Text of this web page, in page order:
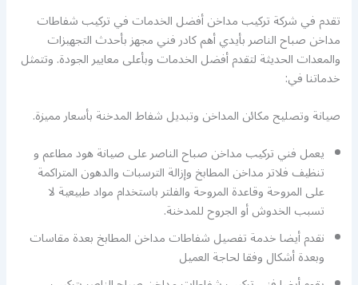
تقدم في شركة تركيب مداخن أفضل الخدمات في تركيب شفاطات
مداخن صباح الناصر بأيدي أهم كادر فني مجهز بأحدث التجهيزات
والمعدات الحديثة لتقدم أفضل الخدمات وبأعلى معايير الجودة. وتتمثل
خدماتنا في:
صيانة وتصليح مكائن المداخن وتبديل شفاط المدخنة بأسعار مميزة.
يعمل فني تركيب مداخن صباح الناصر على صيانة هود مطاعم و
تنظيف فلاتر مداخن المطابخ وإزالة الترسبات والدهون المتراكمة
على المروحة وقاعدة المروحة والفلتر باستخدام مواد طبيعية لا
تسبب الخدوش أو الجروح للمدخنة.
نقدم أيضا خدمة تفصيل شفاطات مداخن المطابخ بعدة مقاسات
وبعدة أشكال وفقا لحاجة العميل